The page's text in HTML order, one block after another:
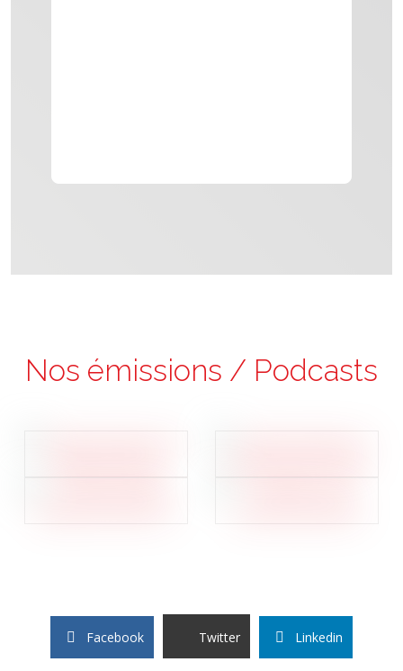
Nos émissions / Podcasts
Facebook Twitter Linkedin